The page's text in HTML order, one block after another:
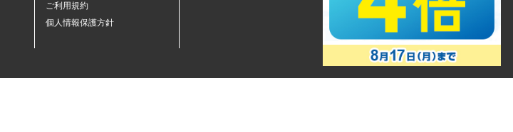
ご利用規約
個人情報保護方針